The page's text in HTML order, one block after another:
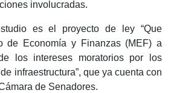
involucradas.
es el proyecto de ley “Que
de Economía y Finanzas (MEF) a
los intereses moratorios por los
infraestructura”, que ya cuenta con
de Senadores.